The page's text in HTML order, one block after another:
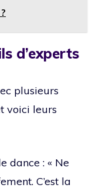
d’experts
plusieurs
voici leurs
dance : « Ne
C’est la